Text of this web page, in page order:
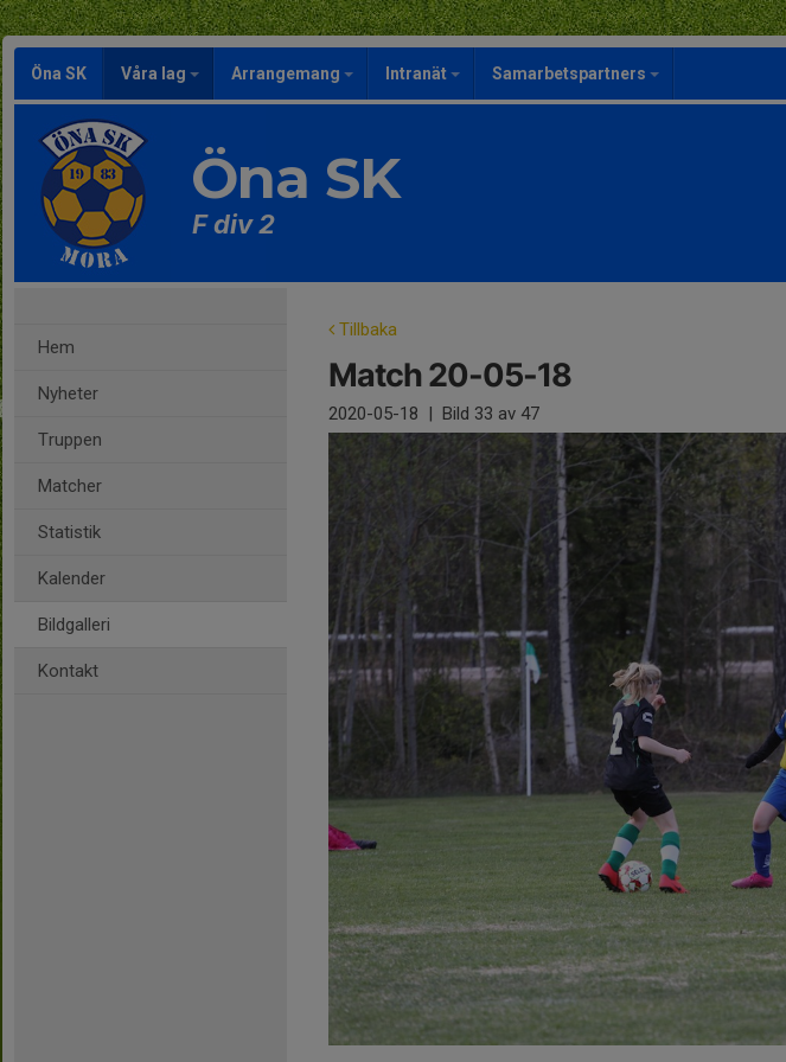
Öna SK Våra lag Arrangemang Intranät Samarbetspartners
Öna SK
F div 2
Hem
Nyheter
Truppen
Matcher
Statistik
Kalender
Bildgalleri
Kontakt
Tillbaka
Match 20-05-18
2020-05-18 | Bild 33 av 47